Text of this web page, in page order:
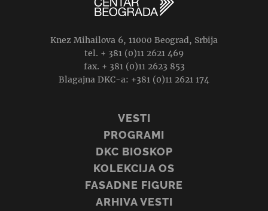
Knez Mihailova 6, 11000 Beograd, Srbija
tel. + 381 (0)11 2621 469
fax. + 381 (0)11 2623 853
Blagajna DKC-a: +381 (0)11 2621 174
VESTI
PROGRAMI
DKC BIOSKOP
KOLEKCIJA OS
FASADNE FIGURE
ARHIVA VESTI